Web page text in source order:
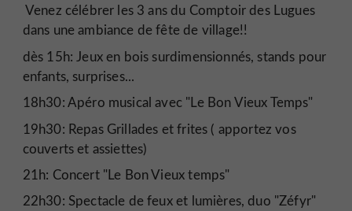
Venez célébrer les 3 ans du Comptoir des Lugues
dans une ambiance de fête de village!!
dès 15h: Jeux en bois surdimensionnés, stands pour
enfants, surprises...
18h30: Apéro musical avec "Le Bon Vieux Temps"
19h30: Repas Grillades et frites ( apportez vos
couverts et assiettes)
21h: Concert "Le Bon Vieux temps"
22h30: Spectacle de feux et lumières, duo "Zéfyr"